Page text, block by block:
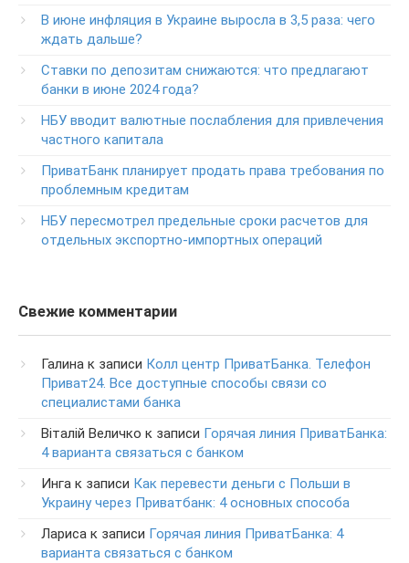
+38-056-716-12-12
+38-073-900-00-02
Круглосуточный телефон поддержки владельцев карт
класса GOLD
0-800-504-707
Круглосуточный телефон поддержки обслуживания
0-800-500-030
0-800-500-804
В июне инфляция в Украине выросла в 3,5 раза: чего
ждать дальше?
Ставки по депозитам снижаются: что предлагают
банки в июне 2024 года?
НБУ вводит валютные послабления для привлечения
частного капитала
ПриватБанк планирует продать права требования по
проблемным кредитам
НБУ пересмотрел предельные сроки расчетов для
отдельных экспортно-импортных операций
Свежие комментарии
Галина к записи Колл центр ПриватБанка. Телефон
Приват24. Все доступные способы связи со
специалистами банка
Віталій Величко к записи Горячая линия ПриватБанка:
4 варианта связаться с банком
Инга к записи Как перевести деньги с Польши в
Украину через Приватбанк: 4 основных способа
Лариса к записи Горячая линия ПриватБанка: 4
варианта связаться с банком